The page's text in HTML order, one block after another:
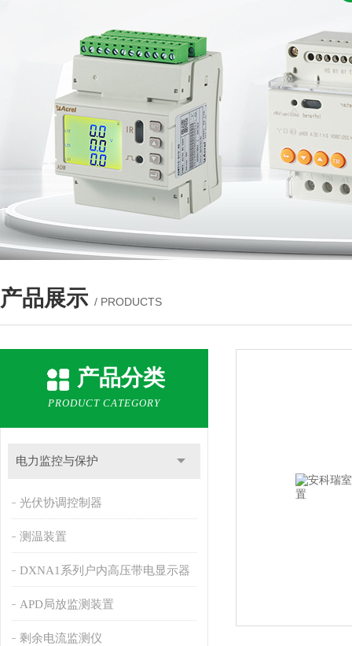
产品展示 / PRODUCTS
产品分类
PRODUCT CATEGORY
电力监控与保护
光伏协调控制器
测温装置
DXNA1系列户内高压带电显示器
APD局放监测装置
剩余电流监测仪